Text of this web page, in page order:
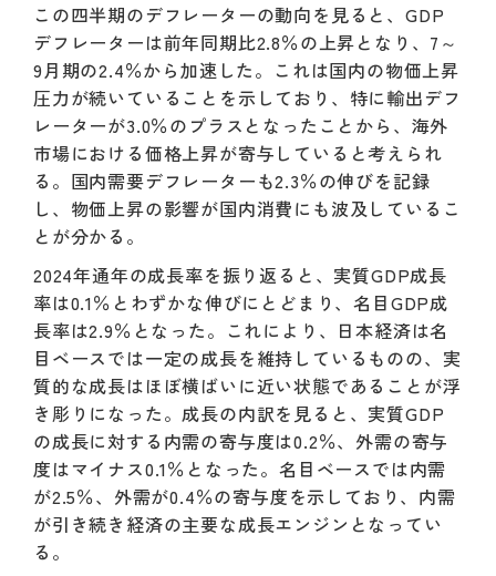
この四半期のデフレーターの動向を見ると、GDP
デフレーターは前年同期比2.8％の上昇となり、7～
9月期の2.4％から加速した。これは国内の物価上昇
圧力が続いていることを示しており、特に輸出デフ
レーターが3.0％のプラスとなったことから、海外
市場における価格上昇が寄与していると考えられ
る。国内需要デフレーターも2.3％の伸びを記録
し、物価上昇の影響が国内消費にも波及しているこ
とが分かる。
2024年通年の成長率を振り返ると、実質GDP成長
率は0.1％とわずかな伸びにとどまり、名目GDP成
長率は2.9％となった。これにより、日本経済は名
目ベースでは一定の成長を維持しているものの、実
質的な成長はほぼ横ばいに近い状態であることが浮
き彫りになった。成長の内訳を見ると、実質GDP
の成長に対する内需の寄与度は0.2％、外需の寄与
度はマイナス0.1％となった。名目ベースでは内需
が2.5％、外需が0.4％の寄与度を示しており、内需
が引き続き経済の主要な成長エンジンとなってい
る。